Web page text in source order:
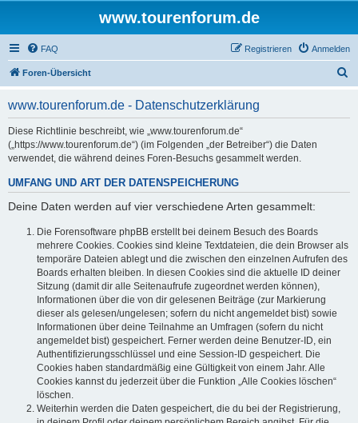
www.tourenforum.de
FAQ Anmelden
Registrieren
Foren-Übersicht
www.tourenforum.de - Datenschutzerklärung
Diese Richtlinie beschreibt, wie „www.tourenforum.de“
(„https://www.tourenforum.de“) (im Folgenden „der Betreiber“) die Daten
verwendet, die während deines Foren-Besuchs gesammelt werden.
UMFANG UND ART DER DATENSPEICHERUNG
Deine Daten werden auf vier verschiedene Arten gesammelt:
Die Forensoftware phpBB erstellt bei deinem Besuch des Boards
mehrere Cookies. Cookies sind kleine Textdateien, die dein Browser als
temporäre Dateien ablegt und die zwischen den einzelnen Aufrufen des
Boards erhalten bleiben. In diesen Cookies sind die aktuelle ID deiner
Sitzung (damit dir alle Seitenaufrufe zugeordnet werden können),
Informationen über die von dir gelesenen Beiträge (zur Markierung
dieser als gelesen/ungelesen; sofern du nicht angemeldet bist) sowie
Informationen über deine Teilnahme an Umfragen (sofern du nicht
angemeldet bist) gespeichert. Ferner werden deine Benutzer-ID, ein
Authentifizierungsschlüssel und eine Session-ID gespeichert. Die
Cookies haben standardmäßig eine Gültigkeit von einem Jahr. Alle
Cookies kannst du jederzeit über die Funktion „Alle Cookies löschen“
löschen.
Weiterhin werden die Daten gespeichert, die du bei der Registrierung,